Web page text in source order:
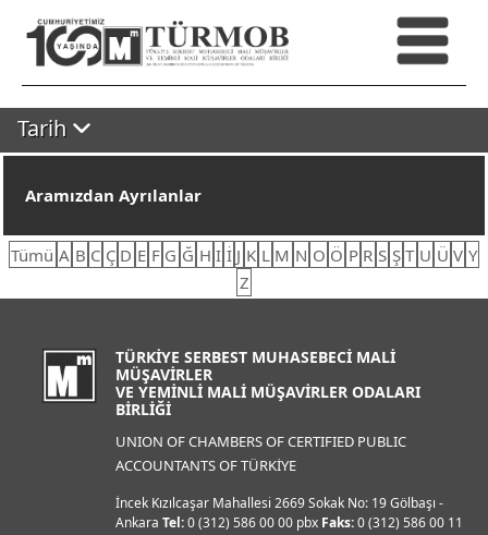
Tarih
Aramızdan Ayrılanlar
Tümü A B C Ç D E F G Ğ H I İ J K L M N O Ö P R S Ş T U Ü V Y
Z
TÜRKİYE SERBEST MUHASEBECİ MALİ
MÜŞAVİRLER
VE YEMİNLİ MALİ MÜŞAVİRLER ODALARI
BİRLİĞİ
UNION OF CHAMBERS OF CERTIFIED PUBLIC
ACCOUNTANTS OF TÜRKİYE
İncek Kızılcaşar Mahallesi 2669 Sokak No: 19 Gölbaşı -
AnkaraTel:0 (312) 586 00 00 pbx Faks:0 (312) 586 00 11